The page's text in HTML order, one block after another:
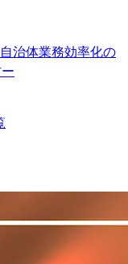
治体業務効率化の